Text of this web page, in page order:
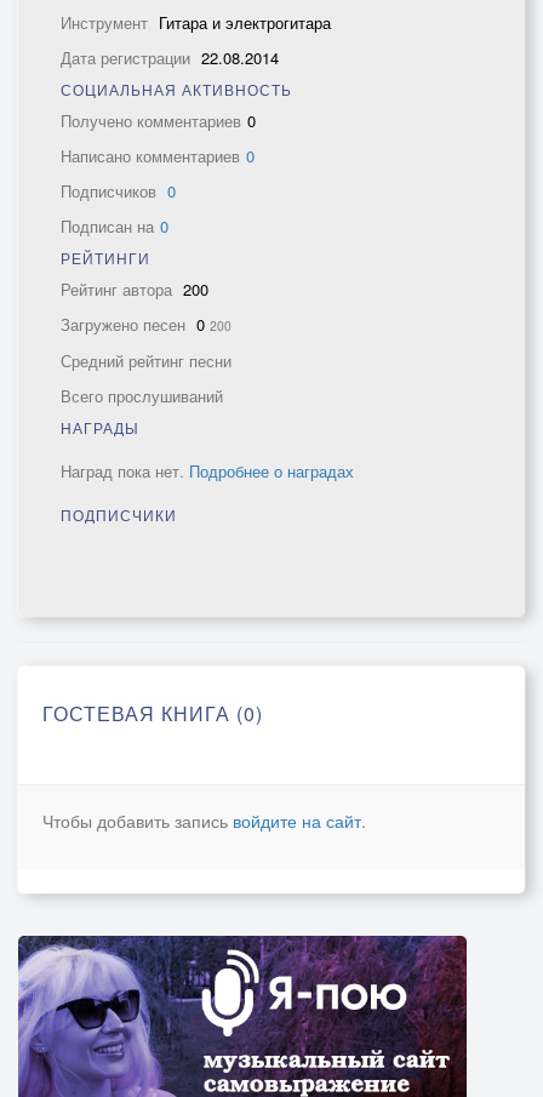
Инструмент Гитара и электрогитара
Дата регистрации 22.08.2014
СОЦИАЛЬНАЯ АКТИВНОСТЬ
Получено комментариев 0
Написано комментариев 0
Подписчиков 0
Подписан на 0
РЕЙТИНГИ
Рейтинг автора 200
Загружено песен 0 200
Средний рейтинг песни
Всего прослушиваний
НАГРАДЫ
Наград пока нет. Подробнее о наградах
ПОДПИСЧИКИ
ГОСТЕВАЯ КНИГА (0)
Чтобы добавить запись войдите на сайт.